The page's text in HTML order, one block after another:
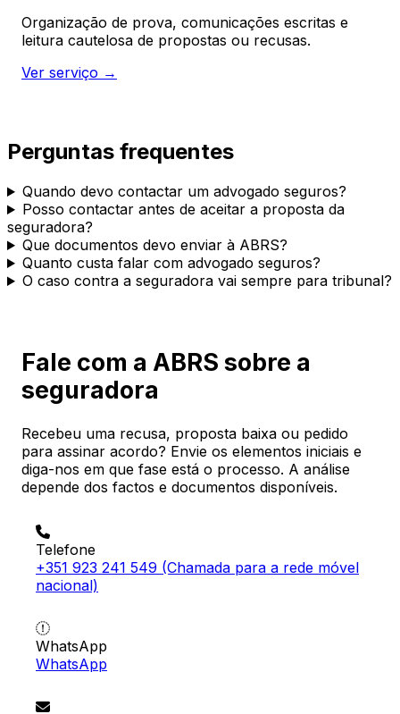
Organização de prova, comunicações escritas e
leitura cautelosa de propostas ou recusas.
Ver serviço →
Perguntas frequentes
Quando devo contactar um advogado seguros?
Posso contactar antes de aceitar a proposta da
seguradora?
Que documentos devo enviar à ABRS?
Quanto custa falar com advogado seguros?
O caso contra a seguradora vai sempre para tribunal?
Fale com a ABRS sobre a
seguradora
Recebeu uma recusa, proposta baixa ou pedido
para assinar acordo? Envie os elementos iniciais e
diga-nos em que fase está o processo. A análise
depende dos factos e documentos disponíveis.
Telefone
+351 923 241 549 (Chamada para a rede móvel
nacional)
WhatsApp
WhatsApp